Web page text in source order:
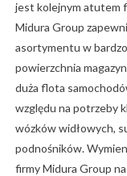
jest kolejnym atutem
Midura Group
asortymentu w
powierzchnia
duża flota
względu na potrzeby
wózków widłowych,
podnośników.
firmy Midura Group